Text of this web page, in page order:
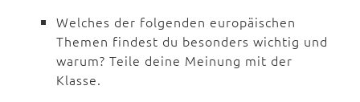
Welches der folgenden europäischen
Themen findest du besonders wichtig und
warum? Teile deine Meinung mit der
Klasse.